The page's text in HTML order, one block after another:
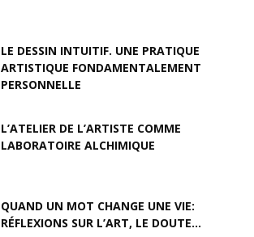
LE DESSIN INTUITIF. UNE PRATIQUE
ARTISTIQUE FONDAMENTALEMENT
PERSONNELLE
L’ATELIER DE L’ARTISTE COMME
LABORATOIRE ALCHIMIQUE
QUAND UN MOT CHANGE UNE VIE:
RÉFLEXIONS SUR L’ART, LE DOUTE...